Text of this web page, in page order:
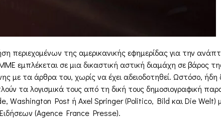
περιεχομένων της αμερικανικής εφημερίδας για την
εμπλέκεται σε μια δικαστική αστική διαμάχη σε βάρος
με τα άρθρα του, χωρίς να έχει αδειοδοτηθεί. Ωστόσο, ήδη
τα λογισμικά τους από τη δική τους δημοσιογραφική
Post ή Axel Springer (Politico, Bild και Die Welt)
(Agence France Presse).